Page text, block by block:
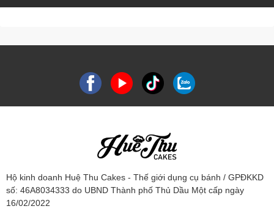
Hộ kinh doanh Huệ Thu Cakes - Thế giới dụng cụ bánh / GPĐKKD
số: 46A8034333 do UBND Thành phố Thủ Dầu Một cấp ngày
16/02/2022